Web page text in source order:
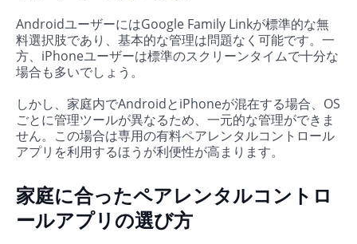
AndroidユーザーにはGoogle Family Linkが標準的な無
料選択肢であり、基本的な管理は問題なく可能です。一
方、iPhoneユーザーは標準のスクリーンタイムで十分な
場合も多いでしょう。
しかし、家庭内でAndroidとiPhoneが混在する場合、OS
ごとに管理ツールが異なるため、一元的な管理ができま
せん。この場合は専用の有料ペアレンタルコントロール
アプリを利用するほうが利便性が高まります。
家庭に合ったペアレンタルコントロ
ールアプリの選び方